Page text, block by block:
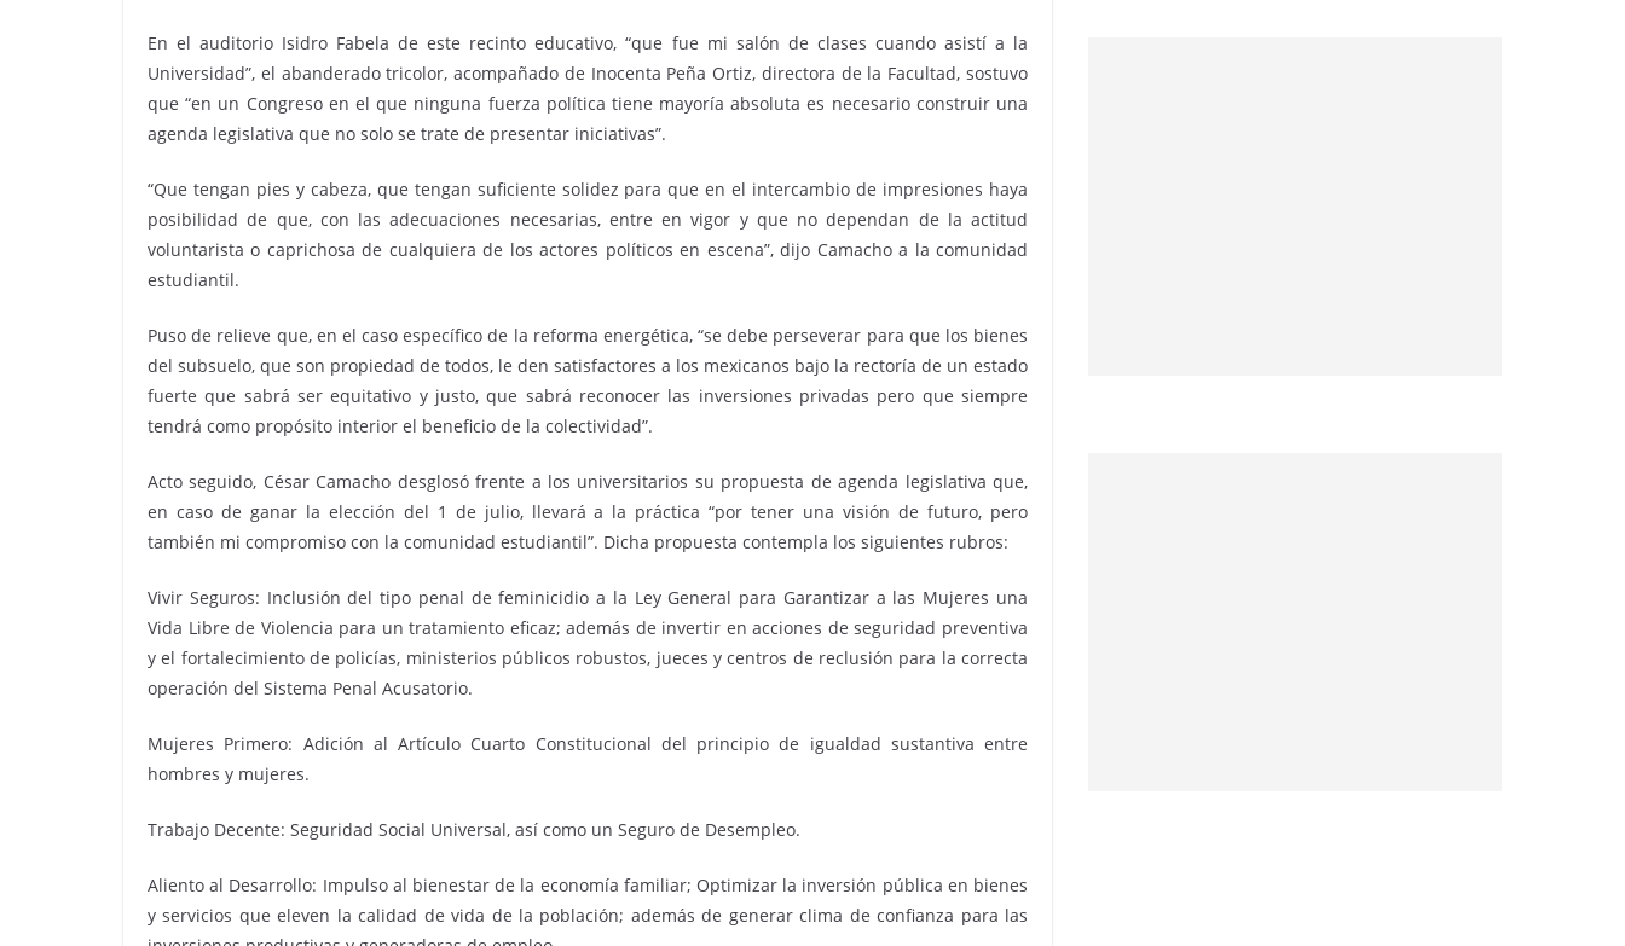
En el auditorio Isidro Fabela de este recinto educativo, “que fue mi salón de clases cuando asistí a la
Universidad”, el abanderado tricolor, acompañado de Inocenta Peña Ortiz, directora de la Facultad, sostuvo
que “en un Congreso en el que ninguna fuerza política tiene mayoría absoluta es necesario construir una
agenda legislativa que no solo se trate de presentar iniciativas”.
“Que tengan pies y cabeza, que tengan suficiente solidez para que en el intercambio de impresiones haya
posibilidad de que, con las adecuaciones necesarias, entre en vigor y que no dependan de la actitud
voluntarista o caprichosa de cualquiera de los actores políticos en escena”, dijo Camacho a la comunidad
estudiantil.
Puso de relieve que, en el caso específico de la reforma energética, “se debe perseverar para que los bienes
del subsuelo, que son propiedad de todos, le den satisfactores a los mexicanos bajo la rectoría de un estado
fuerte que sabrá ser equitativo y justo, que sabrá reconocer las inversiones privadas pero que siempre
tendrá como propósito interior el beneficio de la colectividad”.
Acto seguido, César Camacho desglosó frente a los universitarios su propuesta de agenda legislativa que,
en caso de ganar la elección del 1 de julio, llevará a la práctica “por tener una visión de futuro, pero
también mi compromiso con la comunidad estudiantil”. Dicha propuesta contempla los siguientes rubros:
Vivir Seguros: Inclusión del tipo penal de feminicidio a la Ley General para Garantizar a las Mujeres una
Vida Libre de Violencia para un tratamiento eficaz; además de invertir en acciones de seguridad preventiva
y el fortalecimiento de policías, ministerios públicos robustos, jueces y centros de reclusión para la correcta
operación del Sistema Penal Acusatorio.
Mujeres Primero: Adición al Artículo Cuarto Constitucional del principio de igualdad sustantiva entre
hombres y mujeres.
Trabajo Decente: Seguridad Social Universal, así como un Seguro de Desempleo.
Aliento al Desarrollo: Impulso al bienestar de la economía familiar; Optimizar la inversión pública en bienes
y servicios que eleven la calidad de vida de la población; además de generar clima de confianza para las